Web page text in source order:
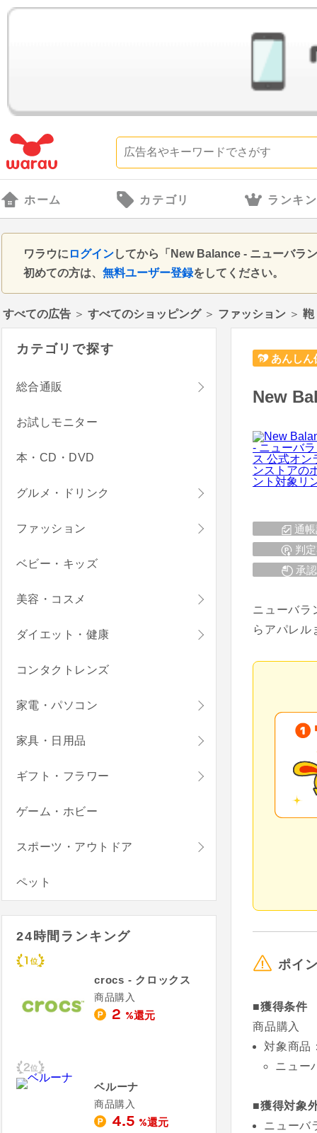
ホーム カテゴリ ランキ
ワラウに ログインしてから「New Balance - ニューバラ
初めての方は、 無料ユーザー登録をしてください。
すべての広告 ＞ すべてのショッピング＞ ファッション ＞ 鞄
あんしん
New
通
判
承
ニューバラ
らアパレル
ポイ
■獲得条件
商品購入
対象商品
ニュー
■獲得対象
ニューバ
カテゴリで探す
総合通販
お試しモニター
本・CD・DVD
グルメ・ドリンク
ファッション
ベビー・キッズ
美容・コスメ
ダイエット・健康
コンタクトレンズ
家電・パソコン
家具・日用品
ギフト・フラワー
ゲーム・ホビー
スポーツ・アウトドア
ペット
24時間ランキング
crocs - クロックス
商品購入
2 %還元
ベルーナ
商品購入
4.5 %還元